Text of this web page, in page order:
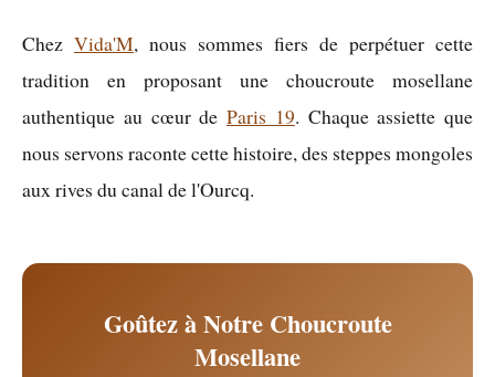
Chez Vida'M, nous sommes fiers de perpétuer cette
tradition en proposant une choucroute mosellane
authentique au cœur de Paris 19. Chaque assiette que
nous servons raconte cette histoire, des steppes mongoles
aux rives du canal de l'Ourcq.
Goûtez à Notre Choucroute
Mosellane